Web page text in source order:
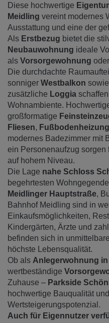
Diese hochwertige
Meidling vereint modernes
Ausstattung und eine der
Als Erstbezug bietet die
Neubauwohnung ideale
als Vorsorgewohnung oder
Die durchdachte
sonniger Westbalkon
zusätzliche Loggia
Wohnambiente.
großformatige
Fliesen, Fußbodenheizung
modernes Badezimmer mit
ein Personenaufzug
auf hohem Niveau.
Die Lage nahe Schloss
begehrtesten
Meidlinger Hauptstraße,
Bahnhof Meidling sind in
Einkaufsmöglichkeiten,
Kindergärten, Ärzte und
befinden sich in
höchste Lebensqualität.
Ob als Anlegerwohnung in
wertbeständige
Zuhause – Parkside
hochwertige Bauqualität
Wertsteigerungspotenzial.
Auch für Eigennutzer